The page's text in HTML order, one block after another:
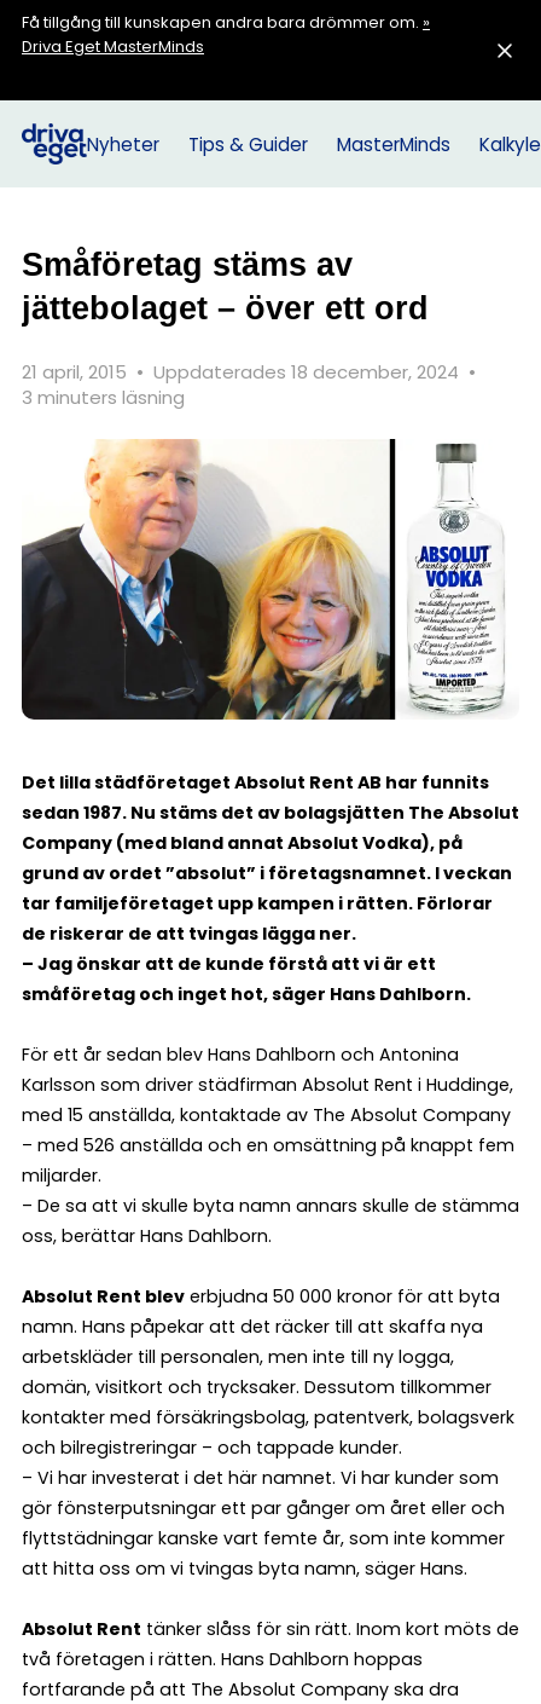
Få tillgång till kunskapen andra bara drömmer om. »
Driva Eget MasterMinds
Nyheter Tips & Guider MasterMinds
Småföretag stäms av
jättebolaget – över ett ord
21 april, 2015 • Uppdaterades 18 december, 2024 •
3 minuters läsning
Det lilla städföretaget Absolut Rent AB har funnits
sedan 1987. Nu stäms det av bolagsjätten The Absolut
Company (med bland annat Absolut Vodka), på
grund av ordet ”absolut” i företagsnamnet. I veckan
tar familjeföretaget upp kampen i rätten. Förlorar
de riskerar de att tvingas lägga ner.
– Jag önskar att de kunde förstå att vi är ett
småföretag och inget hot, säger Hans Dahlborn.
För ett år sedan blev Hans Dahlborn och Antonina
Karlsson som driver städfirman Absolut Rent i Huddinge,
med 15 anställda, kontaktade av The Absolut Company
– med 526 anställda och en omsättning på knappt fem
miljarder.
– De sa att vi skulle byta namn annars skulle de stämma
oss, berättar Hans Dahlborn.
Absolut Rent blev erbjudna 50 000 kronor för att byta
namn. Hans påpekar att det räcker till att skaffa nya
arbetskläder till personalen, men inte till ny logga,
domän, visitkort och trycksaker. Dessutom tillkommer
kontakter med försäkringsbolag, patentverk, bolagsverk
och bilregistreringar – och tappade kunder.
– Vi har investerat i det här namnet. Vi har kunder som
gör fönsterputsningar ett par gånger om året eller och
flyttstädningar kanske vart femte år, som inte kommer
att hitta oss om vi tvingas byta namn, säger Hans.
Absolut Rent tänker slåss för sin rätt. Inom kort möts de
två företagen i rätten. Hans Dahlborn hoppas
fortfarande på att The Absolut Company ska dra